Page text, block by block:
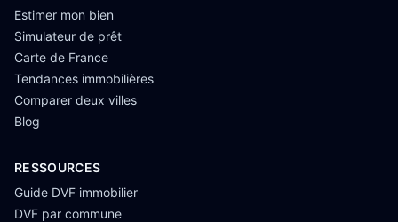
Estimer mon bien
Simulateur de prêt
Carte de France
Tendances immobilières
Comparer deux villes
Blog
RESSOURCES
Guide DVF immobilier
DVF par commune